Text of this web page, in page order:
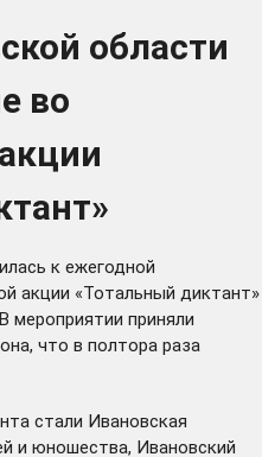
области
во
к ежегодной
акции «Тотальный диктант»
мероприятии приняли
что в полтора раза
стали Ивановская
и юношества, Ивановский